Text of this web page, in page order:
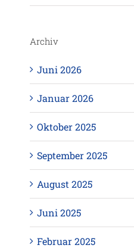
Archiv
Juni 2026
Januar 2026
Oktober 2025
September 2025
August 2025
Juni 2025
Februar 2025